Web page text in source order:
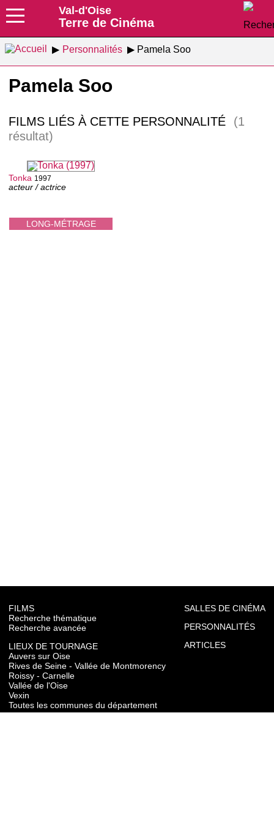
Val-d'Oise
Terre de Cinéma
Personnalités Pamela Soo
Pamela Soo
FILMS LIÉS À CETTE PERSONNALITÉ
(1
résultat)
LONG-MÉTRAGE
Tonka 1997
acteur / actrice
FILMS
Recherche thématique
Recherche avancée
LIEUX DE TOURNAGE
Auvers sur Oise
Rives de Seine - Vallée de Montmorency
Roissy - Carnelle
Vallée de l'Oise
Vexin
Toutes les communes du département
SALLES DE CINÉMA
PERSONNALITÉS
ARTICLES